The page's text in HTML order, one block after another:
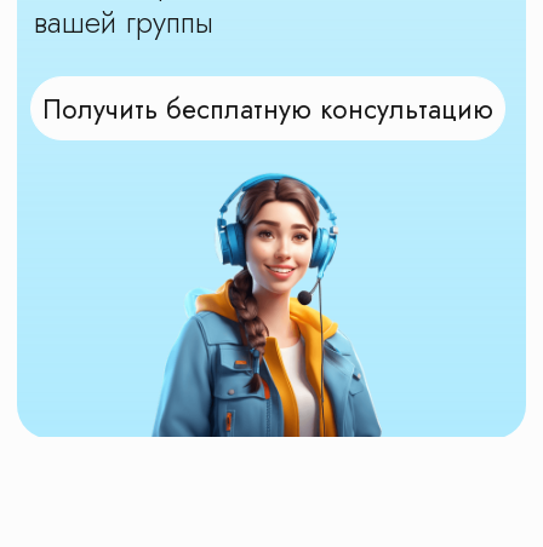
Нужно переслать программу
Подберем несколько похожих
экскурсий в нужную дату
Забронировать экскурсию
Получить программу в WhatsApp